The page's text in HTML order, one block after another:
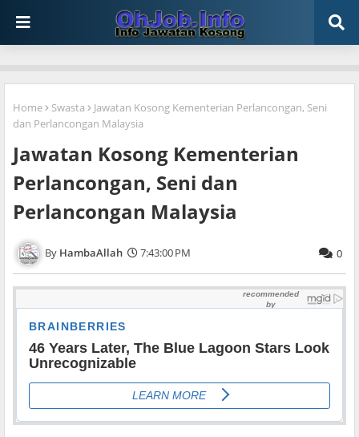
Home Swasta
Jawatan Kosong Kementerian Perlancongan, Seni
dan Perlancongan Malaysia
Jawatan Kosong Kementerian
Perlancongan, Seni dan
Perlancongan Malaysia
HambaAllah 7:43:00 PM 0